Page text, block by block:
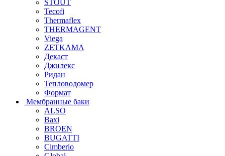
STOUT
Tecofi
Thermaflex
THERMAGENT
Viega
ZETKAMA
Декаст
Джилекс
Ридан
Тепловодомер
Формат
Мембранные баки
ALSO
Baxi
BROEN
BUGATTI
Cimberio